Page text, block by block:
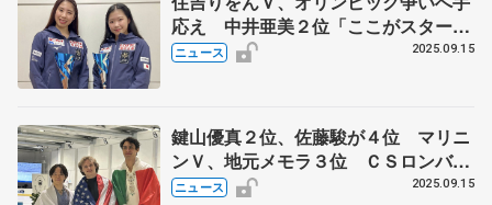
応え 中井亜美２位「ここがスター
ト」 ＣＳロンバルディア杯から帰国
ニュース 2025.09.15
鍵山優真２位、佐藤駿が４位 マリニ
ンＶ、地元メモラ３位 ＣＳロンバル
ディア杯最終日
ニュース 2025.09.15